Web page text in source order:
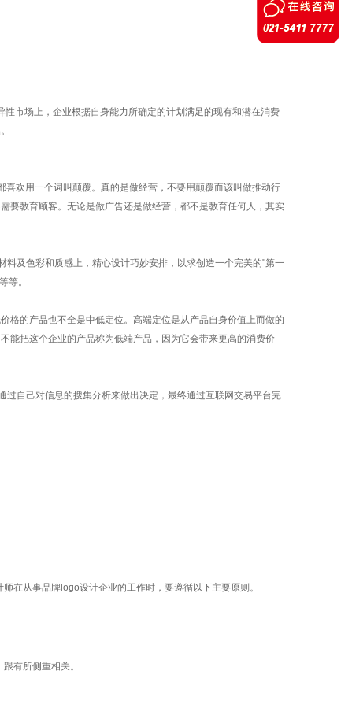
市场上，企业根据自身能力所确定的计划满足的现有和潜在消费
欢用一个词叫颠覆。真的是做经营，不要用颠覆而该叫做推动行
要教育顾客。无论是做广告还是做经营，都不是教育任何人，其实
及色彩和质感上，精心设计巧妙安排，以求创造一个完美的"第一
等。
的产品也不全是中低定位。高端定位是从产品自身价值上而做的
能把这个企业的产品称为低端产品，因为它会带来更高的消费价
自己对信息的搜集分析来做出决定，最终通过互联网交易平台完
在从事品牌logo设计企业的工作时，要遵循以下主要原则。
有所侧重相关。